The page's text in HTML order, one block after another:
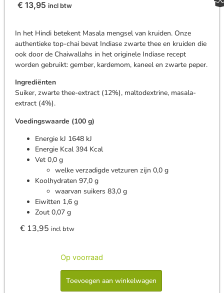
€ 13,95 incl btw
In het Hindi betekent Masala mengsel van kruiden. Onze
authentieke top-chai bevat Indiase zwarte thee en kruiden die
ook door de Chaiwallahs in het originele Indiase recept
worden gebruikt: gember, kardemom, kaneel en zwarte peper.
Ingrediënten
Suiker, zwarte thee-extract (12%), maltodextrine, masala-
extract (4%).
Voedingswaarde (100 g)
Energie kJ 1648 kJ
Energie Kcal 394 Kcal
Vet 0,0 g
welke verzadigde vetzuren zijn 0,0 g
Koolhydraten 97,0 g
waarvan suikers 83,0 g
Eiwitten 1,6 g
Zout 0,07 g
€ 13,95 incl btw
Op voorraad
Toevoegen aan winkelwagen